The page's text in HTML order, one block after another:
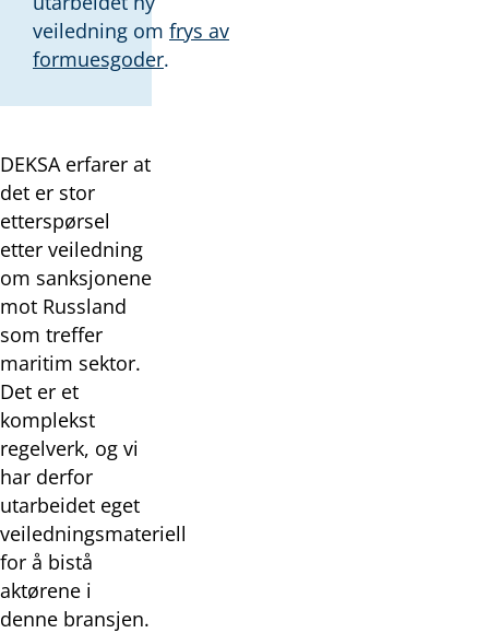
veiledning om frys av
formuesgoder.
DEKSA erfarer at
det er stor
etterspørsel
etter veiledning
om sanksjonene
mot Russland
som treffer
maritim sektor.
Det er et
komplekst
regelverk, og vi
har derfor
utarbeidet eget
veiledningsmateriell
for å bistå
aktørene i
denne bransjen.